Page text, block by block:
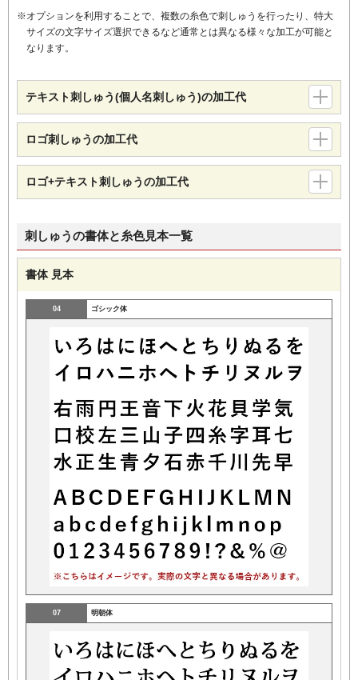
オプションを利用することで、複数の糸色で刺しゅうを行ったり、特大
サイズの文字サイズ選択できるなど通常とは異なる様々な加工が可能と
なります。
テキスト刺しゅう(個人名刺しゅう)の加工代
ロゴ刺しゅうの加工代
ロゴ+テキスト刺しゅうの加工代
刺しゅうの書体と糸色見本一覧
書体 見本
04 ゴシック体
07 明朝体